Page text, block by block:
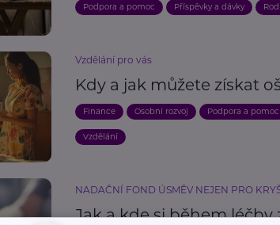
Podpora a pomoc Příspěvky a dávky
Vzdělání pro vás
Kdy a jak můžete získat
Finance Osobní rozvoj Podpora a pomoc
Vzdělání
NADAČNÍ FOND ÚSMĚV NEJEN PRO
Jak a kde si během léčby